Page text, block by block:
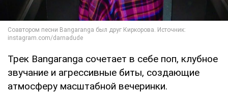
Трек Bangaranga сочетает в себе поп, клубное
звучание и агрессивные биты, создающие
атмосферу масштабной вечеринки.